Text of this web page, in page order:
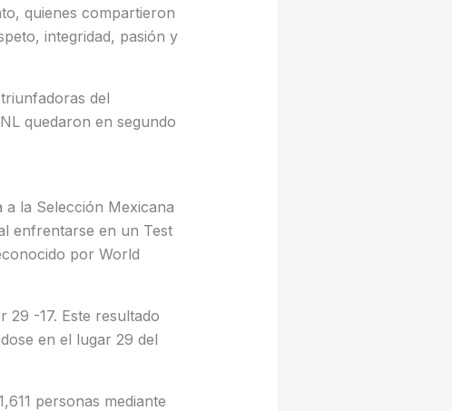
quienes compartieron
integridad, pasión y
del
quedaron en segundo
la Selección Mexicana
enfrentarse en un Test
por World
-17. Este resultado
en el lugar 29 del
personas mediante